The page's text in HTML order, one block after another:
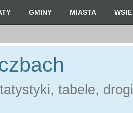
GMINY MIASTA WSIE
tabele, drogi